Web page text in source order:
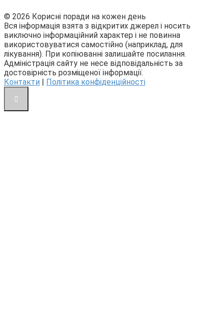
© 2026 Корисні поради на кожен день
Вся інформація взята з відкритих джерел і носить
виключно інформаційний характер і не повинна
використовуватися самостійно (наприклад, для
лікування). При копіюванні залишайте посилання.
Адміністрація сайту не несе відповідальність за
достовірність розміщеної інформації.
Контакти | Політика конфіденційності